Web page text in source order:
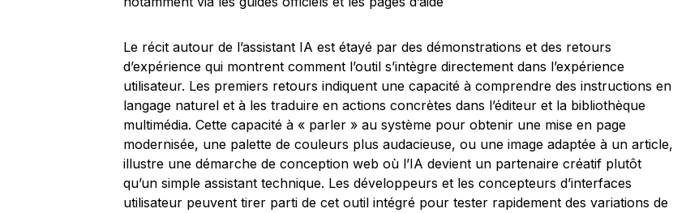
Le récit autour de l’assistant IA est étayé par des démonstrations et des retours
d’expérience qui montrent comment l’outil s’intègre directement dans l’expérience
utilisateur. Les premiers retours indiquent une capacité à comprendre des instructions en
langage naturel et à les traduire en actions concrètes dans l’éditeur et la bibliothèque
multimédia. Cette capacité à « parler » au système pour obtenir une mise en page
modernisée, une palette de couleurs plus audacieuse, ou une image adaptée à un article,
illustre une démarche de conception web où l’IA devient un partenaire créatif plutôt
qu’un simple assistant technique. Les développeurs et les concepteurs d’interfaces
utilisateur peuvent tirer parti de cet outil intégré pour tester rapidement des variations de